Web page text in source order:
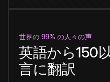
世界の 99% の人々の声
英語から150
言に翻訳